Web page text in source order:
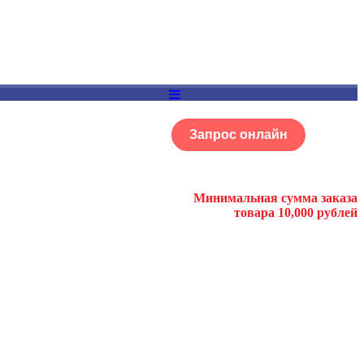
Запрос онлайн
Минимальная сумма заказа
товара 10,000 рублей